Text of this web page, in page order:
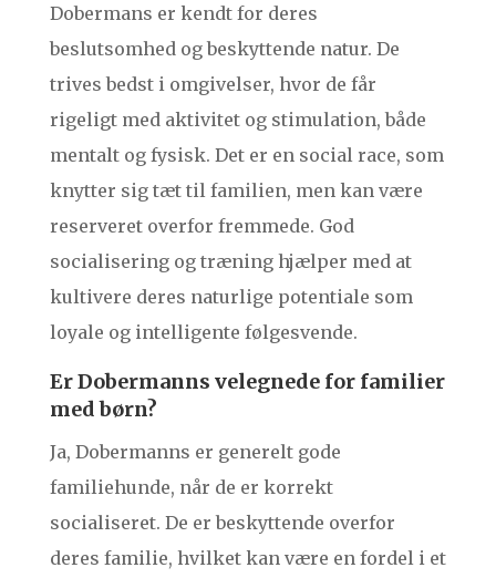
Dobermans er kendt for deres
beslutsomhed og beskyttende natur. De
trives bedst i omgivelser, hvor de får
rigeligt med aktivitet og stimulation, både
mentalt og fysisk. Det er en social race, som
knytter sig tæt til familien, men kan være
reserveret overfor fremmede. God
socialisering og træning hjælper med at
kultivere deres naturlige potentiale som
loyale og intelligente følgesvende.
Er Dobermanns velegnede for familier
med børn?
Ja, Dobermanns er generelt gode
familiehunde, når de er korrekt
socialiseret. De er beskyttende overfor
deres familie, hvilket kan være en fordel i et